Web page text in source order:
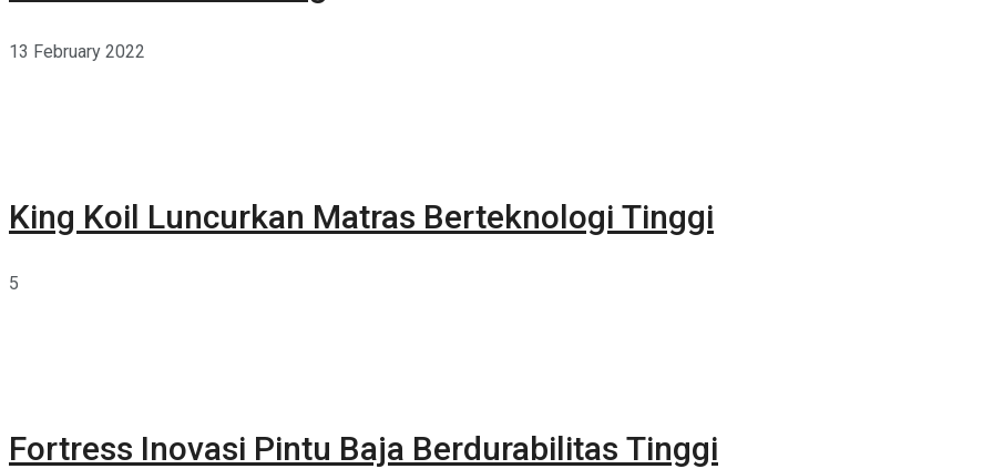
13 February 2022
King Koil Luncurkan Matras Berteknologi Tinggi
5
Fortress Inovasi Pintu Baja Berdurabilitas Tinggi